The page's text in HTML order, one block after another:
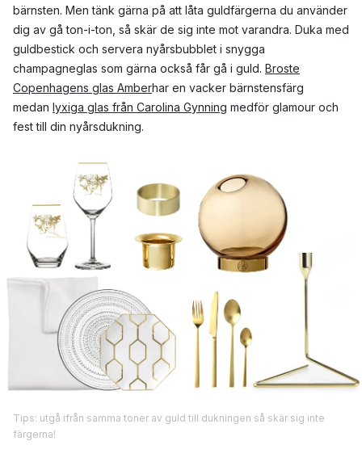
bärnsten. Men tänk gärna på att låta guldfärgerna du använder
dig av gå ton-i-ton, så skär de sig inte mot varandra. Duka med
guldbestick och servera nyårsbubblet i snygga
champagneglas som gärna också får gå i guld. Broste
Copenhagens glas Amberhar en vacker bärnstensfärg
medan lyxiga glas från Carolina Gynning medför glamour och
fest till din nyårsdukning.
Tips: utgå ifrån samma toner av guld till dukningen så skär sig inte
färgerna!